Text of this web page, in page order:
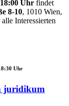
Uhr findet
8-10, 1010 Wien,
Interessierten
Uhr
juridikum